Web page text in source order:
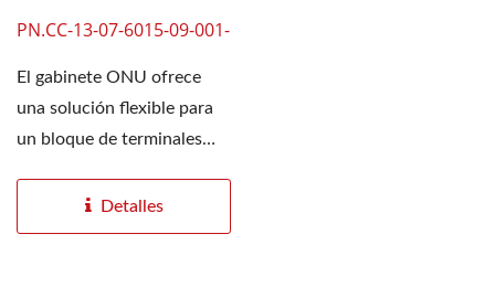
PN.CC-13-07-6015-09-001-
El gabinete ONU ofrece
una solución flexible para
un bloque de terminales
Detalles